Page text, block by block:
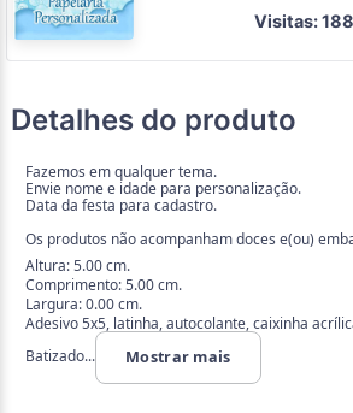
Visitas:
Detalhes do produto
Fazemos em qualquer tema.
Envie nome e idade para personalização.
Data da festa para cadastro.
Os produtos não acompanham doces e(ou)
Altura: 5.00 cm.
Comprimento: 5.00 cm.
Largura: 0.00 cm.
Adesivo 5x5, latinha, autocolante, caixinha
Batizado...
Mostrar mais